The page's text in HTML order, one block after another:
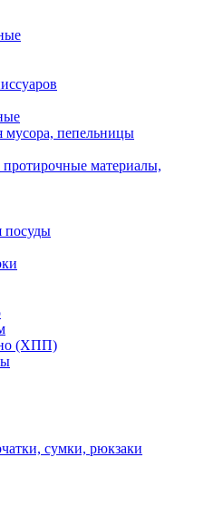
мусора, пепельницы
материалы,
посуды
(ХПП)
сумки, рюкзаки